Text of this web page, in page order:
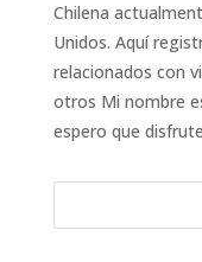
Chilena
Unidos. Aquí
relacionados con
otros Mi nombre
espero que